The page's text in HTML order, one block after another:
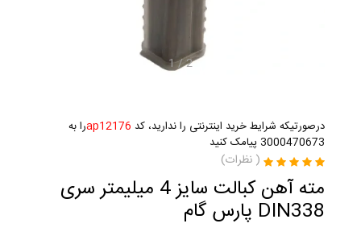
1/2
درصورتیکه شرایط خرید اینترنتی را ندارید، کد ap12176را به
3000470673 پیامک کنید
( نظرات)
مته آهن کبالت سایز 4 میلیمتر سری
DIN338 پارس گام